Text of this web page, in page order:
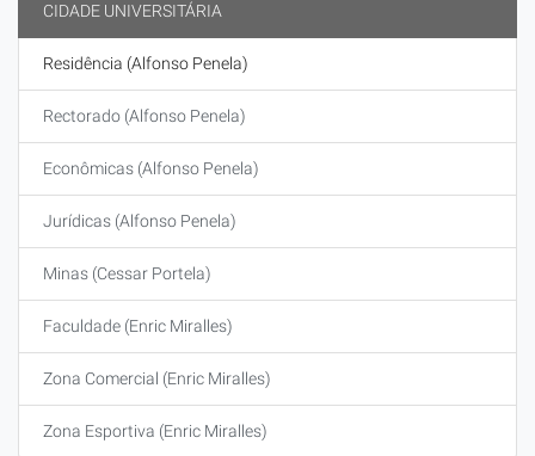
CIDADE UNIVERSITÁRIA
Residência (Alfonso Penela)
Rectorado (Alfonso Penela)
Econômicas (Alfonso Penela)
Jurídicas (Alfonso Penela)
Minas (Cessar Portela)
Faculdade (Enric Miralles)
Zona Comercial (Enric Miralles)
Zona Esportiva (Enric Miralles)